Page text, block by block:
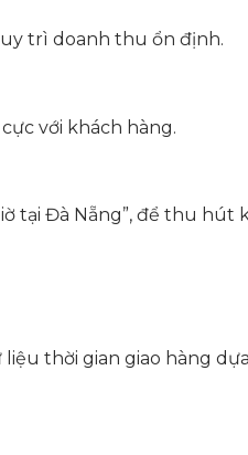
trì doanh thu ổn định.
với khách hàng.
tại Đà Nẵng”, để thu hút
thời gian giao hàng